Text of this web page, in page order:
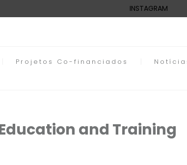
INSTAGRAM
Projetos Co-financiados
and Training